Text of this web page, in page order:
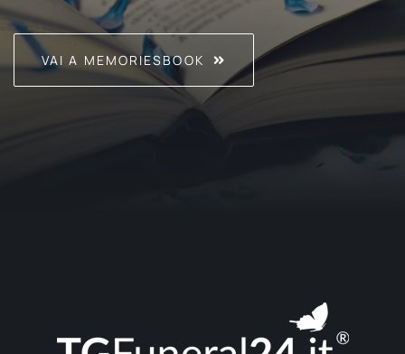
VAI A MEMORIESBOOK